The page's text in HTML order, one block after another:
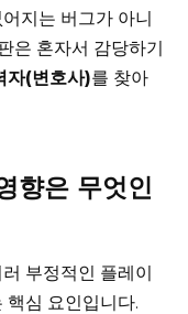
지는 버그가 아니
은 혼자서 감당하기
자(변호사)를 찾아
향은 무엇인
부정적인 플레이
핵심 요인입니다.